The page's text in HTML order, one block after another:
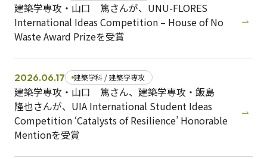
建築学専攻・山口 篤さんが、UNU-FLORES
International Ideas Competition – House of No
Waste Award Prizeを受賞
2026.06.17 建築学科 / 建築学専攻
建築学専攻・山口 篤さん、建築学専攻・飯島
隆也さんが、UIA International Student Ideas
Competition ‘Catalysts of Resilience’ Honorable
Mentionを受賞